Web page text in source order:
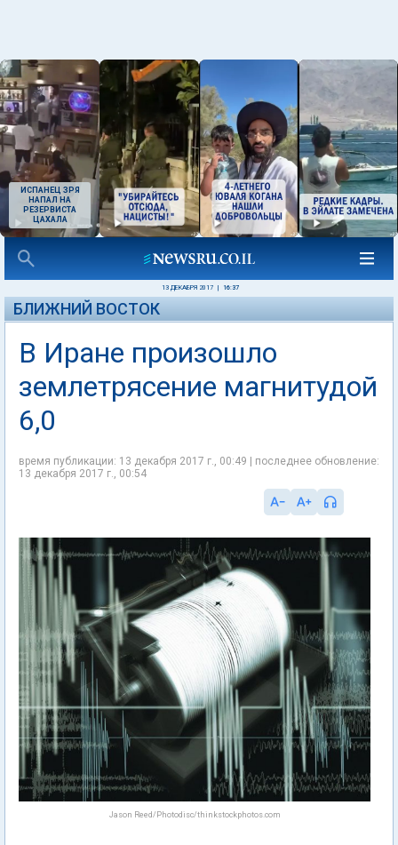
ИСПАНЕЦ ЗРЯ
НАПАЛ НА
РЕЗЕРВИСТА
ЦАХАЛА
13 ДЕКАБРЯ 2017 16:37
БЛИЖНИЙ ВОСТОК
В Иране произошло
землетрясение магнитудой
6,0
время публикации: 13 декабря 2017 г., 00:49 | последнее обновление:
13 декабря 2017 г., 00:54
Jason Reed/Photodisc/thinkstockphotos.com